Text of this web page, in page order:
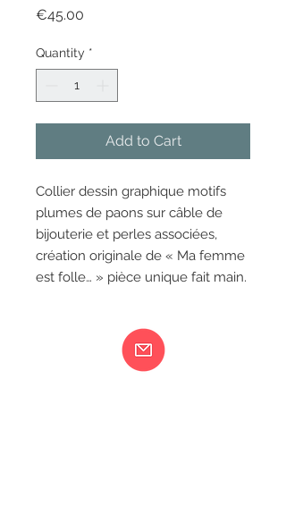
€45.00
Quantity *
Add to Cart
Collier dessin graphique motifs
plumes de paons sur câble de
bijouterie et perles associées,
création originale de « Ma femme
est folle… » pièce unique fait main.